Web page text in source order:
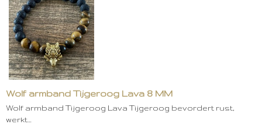
Wolf armband Tijgeroog Lava 8 MM
Wolf armband Tijgeroog Lava Tijgeroog bevordert rust,
werkt…